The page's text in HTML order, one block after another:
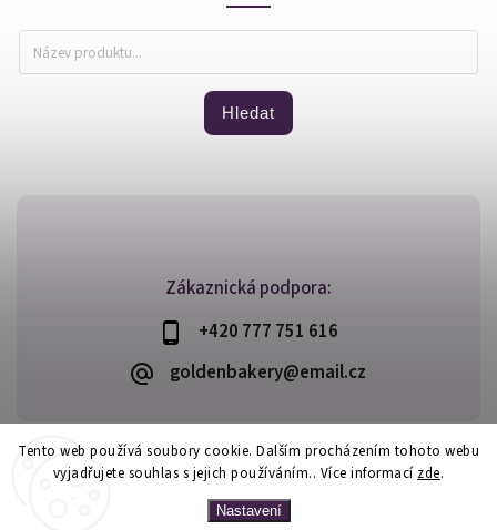
Tento web používá soubory cookie. Dalším procházením tohoto webu
vyjadřujete souhlas s jejich používáním.. Více informací zde.
Nastavení
Zákaznická podpora:
+420 777 751 616
goldenbakery@email.cz
Hledat
Copyright 2026Golden Bakery. Všechna práva vyhrazena.
VytvořilShoptet| Design